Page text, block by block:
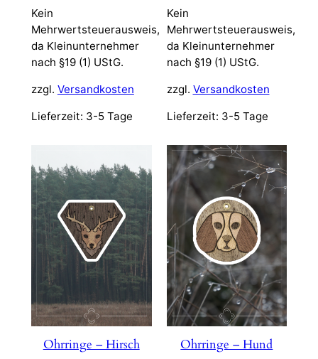
Kein
Mehrwertsteuerausweis,
da Kleinunternehmer
nach §19 (1) UStG.
zzgl. Versandkosten
Lieferzeit: 3-5 Tage
Kein
Mehrwertsteuerausweis,
da Kleinunternehmer
nach §19 (1) UStG.
zzgl. Versandkosten
Lieferzeit: 3-5 Tage
Ohrringe – Hirsch Ohrringe – Hund